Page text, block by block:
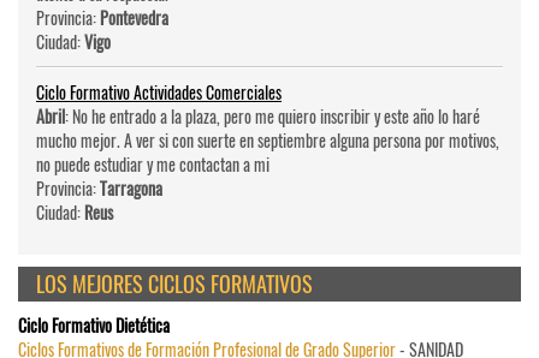
Provincia:Pontevedra
Ciudad:Vigo
Ciclo Formativo Actividades Comerciales
Abril: No he entrado a la plaza, pero me quiero inscribir y este año lo haré
mucho mejor. A ver si con suerte en septiembre alguna persona por motivos,
no puede estudiar y me contactan a mi
Provincia:Tarragona
Ciudad:Reus
LOS MEJORES CICLOS FORMATIVOS
Ciclo Formativo Dietética
Ciclos Formativos de Formación Profesional de Grado Superior- SANIDAD